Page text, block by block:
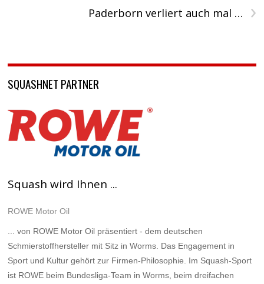
›
Paderborn verliert auch mal …
SQUASHNET PARTNER
Squash wird Ihnen ...
ROWE Motor Oil
... von ROWE Motor Oil präsentiert - dem deutschen
Schmierstoffhersteller mit Sitz in Worms. Das Engagement in
Sport und Kultur gehört zur Firmen-Philosophie. Im Squash-Sport
ist ROWE beim Bundesliga-Team in Worms, beim dreifachen